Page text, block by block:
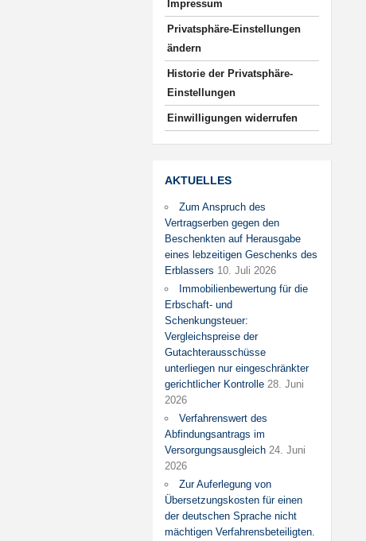
Impressum
Privatsphäre-Einstellungen
ändern
Historie der Privatsphäre-
Einstellungen
Einwilligungen widerrufen
AKTUELLES
Zum Anspruch des
Vertragserben gegen den
Beschenkten auf Herausgabe
eines lebzeitigen Geschenks des
Erblassers 10. Juli 2026
Immobilienbewertung für die
Erbschaft- und
Schenkungsteuer:
Vergleichspreise der
Gutachterausschüsse
unterliegen nur eingeschränkter
gerichtlicher Kontrolle 28. Juni
2026
Verfahrenswert des
Abfindungsantrags im
Versorgungsausgleich 24. Juni
2026
Zur Auferlegung von
Übersetzungskosten für einen
der deutschen Sprache nicht
mächtigen Verfahrensbeteiligten.